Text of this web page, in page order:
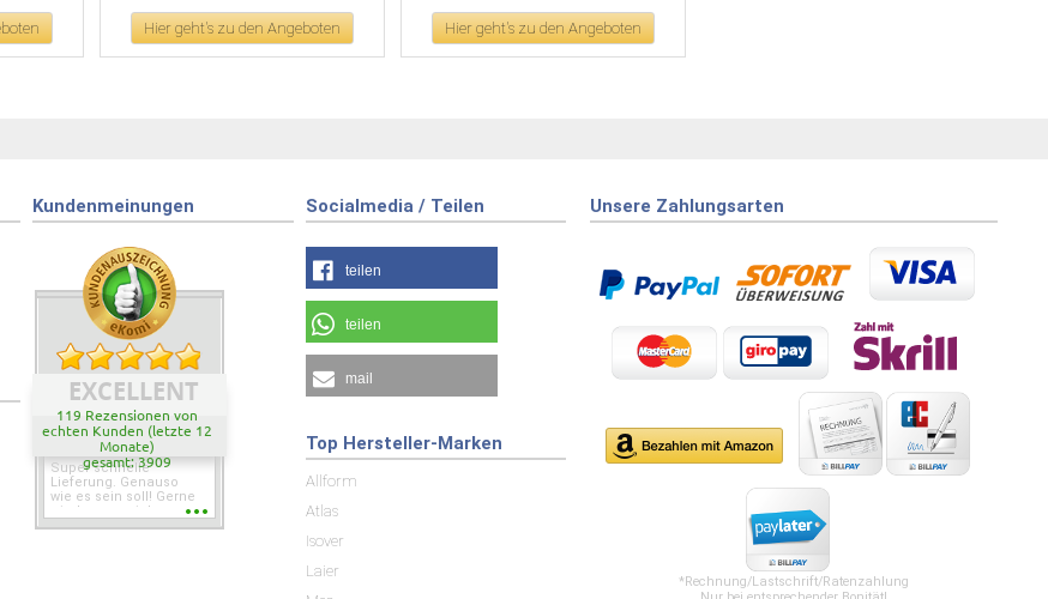
Hier geht's zu den Angeboten Hier geht's zu den Angeboten
Kundenmeinungen
EXCELLENT
119 Rezensionen von
echten Kunden (letzte 12
Monate)
gesamt: 3909
Super schnelle
Lieferung. Genauso
wie es sein soll! Gerne
wieder wenn ich was
Socialmedia / Teilen
teilen
teilen
mail
Unsere Zahlungsarten
*Rechnung/Lastschrift/Ratenzahlung
Top Hersteller-Marken
Allform
Atlas
Isover
Laier